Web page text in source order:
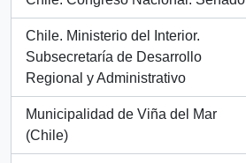
, 1 resultados
Chile. Ministerio del Interior.
Subsecretaría de Desarrollo
Regional y Administrativo
, 1 resultados
Municipalidad de Viña del Mar
(Chile)
, 1 resultados